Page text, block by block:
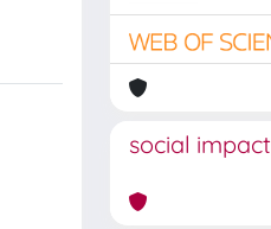
social impact